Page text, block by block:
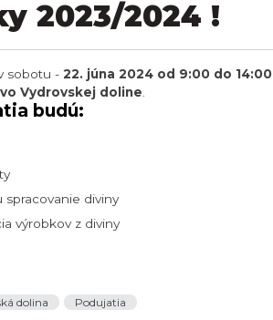
2023/2024 !
sobotu - 22. júna 2024 od 9:00 do
Vydrovskej doline
budú:
diviny
výrobkov z diviny
dolina Podujatia